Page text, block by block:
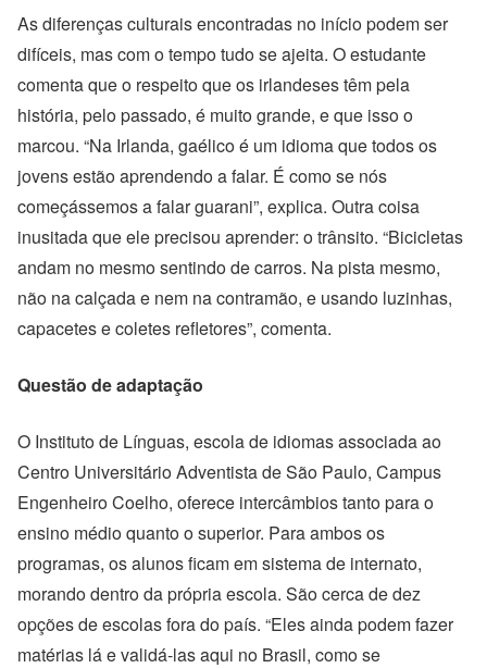
As diferenças culturais encontradas no início podem ser
difíceis, mas com o tempo tudo se ajeita. O estudante
comenta que o respeito que os irlandeses têm pela
história, pelo passado, é muito grande, e que isso o
marcou. “Na Irlanda, gaélico é um idioma que todos os
jovens estão aprendendo a falar. É como se nós
começássemos a falar guarani”, explica. Outra coisa
inusitada que ele precisou aprender: o trânsito. “Bicicletas
andam no mesmo sentindo de carros. Na pista mesmo,
não na calçada e nem na contramão, e usando luzinhas,
capacetes e coletes refletores”, comenta.
Questão de adaptação
O Instituto de Línguas, escola de idiomas associada ao
Centro Universitário Adventista de São Paulo, Campus
Engenheiro Coelho, oferece intercâmbios tanto para o
ensino médio quanto o superior. Para ambos os
programas, os alunos ficam em sistema de internato,
morando dentro da própria escola. São cerca de dez
opções de escolas fora do país. “Eles ainda podem fazer
matérias lá e validá-las aqui no Brasil, como se